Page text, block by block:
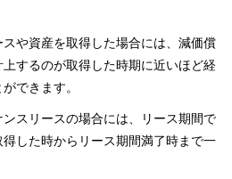
や資産を取得した場合には、減価償
するのが取得した時期に近いほど経
できます。
スリースの場合には、リース期間で
した時からリース期間満了時まで一